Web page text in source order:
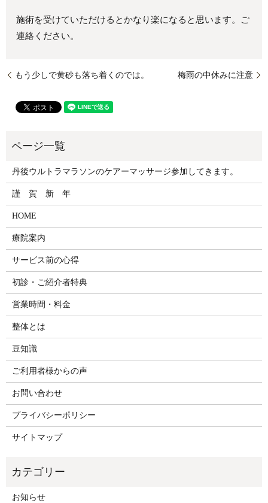
施術を受けていただけるとかなり楽になると思います。ご
連絡ください。
もう少しで黄砂も落ち着くのでは。 梅雨の中休みに注意
丹後ウルトラマラソンのケアーマッサージ参加してきます。
謹 賀 新 年
HOME
療院案内
サービス前の心得
初診・ご紹介者特典
営業時間・料金
整体とは
豆知識
ご利用者様からの声
お問い合わせ
プライバシーポリシー
サイトマップ
お知らせ